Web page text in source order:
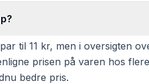
til 11 kr, men i oversigten
prisen på varen hos
bedre pris.